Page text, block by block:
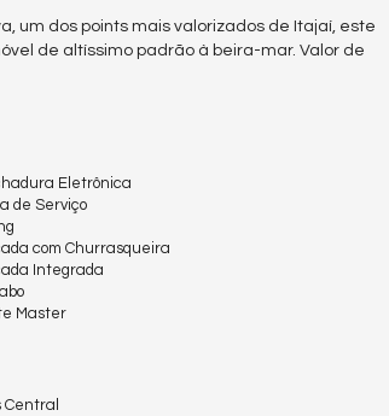
um dos points mais valorizados de Itajaí, este
de altíssimo padrão à beira-mar. Valor de
Eletrônica
de Serviço
com Churrasqueira
Integrada
Master
Central